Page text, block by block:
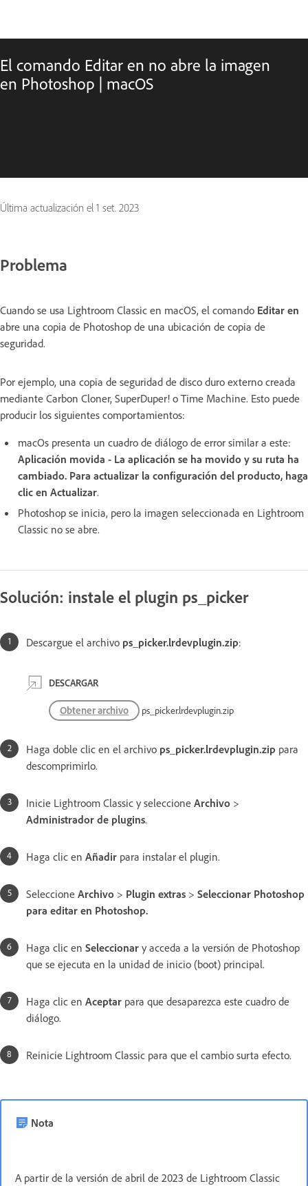
El comando Editar en no abre la imagen
en Photoshop | macOS
Última actualización el 1 set. 2023
Problema
Cuando se usa Lightroom Classic en macOS, el comando Editar en
abre una copia de Photoshop de una ubicación de copia de
seguridad.
Por ejemplo, una copia de seguridad de disco duro externo creada
mediante Carbon Cloner, SuperDuper! o Time Machine. Esto puede
producir los siguientes comportamientos:
macOs presenta un cuadro de diálogo de error similar a este:
Aplicación movida - La aplicación se ha movido y su ruta ha
cambiado. Para actualizar la configuración del producto, haga
clic en Actualizar.
Photoshop se inicia, pero la imagen seleccionada en Lightroom
Classic no se abre.
Solución: instale el plugin ps_picker
Descargue el archivo ps_picker.lrdevplugin.zip:
DESCARGAR
Obtener archivo ps_picker.lrdevplugin.zip
Haga doble clic en el archivo ps_picker.lrdevplugin.zip para
descomprimirlo.
Inicie Lightroom Classic y seleccione Archivo >
Administrador de plugins.
Haga clic en Añadir para instalar el plugin.
Seleccione Archivo > Plugin extras > Seleccionar Photoshop
para editar en Photoshop.
Haga clic en Seleccionar y acceda a la versión de Photoshop
que se ejecuta en la unidad de inicio (boot) principal.
Haga clic en Aceptar para que desaparezca este cuadro de
diálogo.
Reinicie Lightroom Classic para que el cambio surta efecto.
Nota
A partir de la versión de abril de 2023 de Lightroom Classic